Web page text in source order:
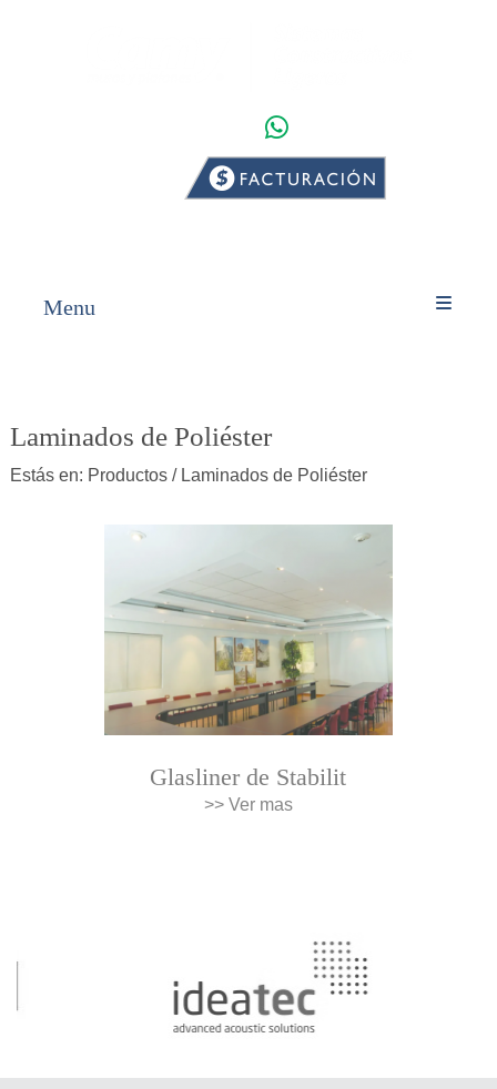
Menu
Laminados de Poliéster
Estás en: Productos/ Laminados de Poliéster
Glasliner de Stabilit
>> Ver mas